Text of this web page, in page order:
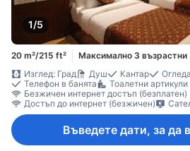
1/5
20 m²/215 ft² Максимално 3 възрастни
Изглед: Град
Душ Кантар
Телефон в банята
Тоалетни артикули
Безжичен интернет достъп (безплатен)
Достъп до интернет (безжичен)
Въведете дати, за да